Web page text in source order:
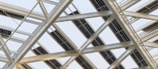
の 393 億ドルで、第 3 四半期から 12%
売上高は過去最高の 356 億ドルで、第 3
の 1,305 億ドルで、114% 増
(NASDAQ: NVDA) は、2025 年 1 月 26